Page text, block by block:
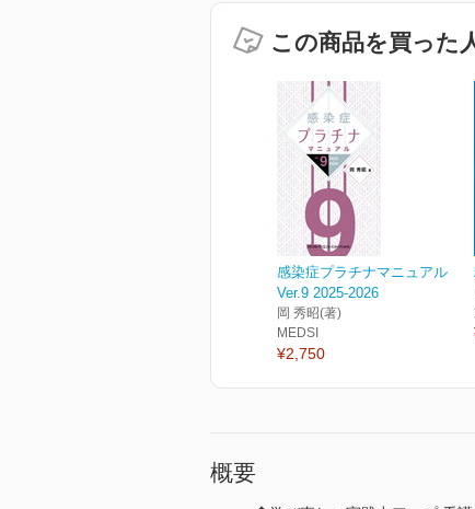
この商品を買った
感染症プラチナマニュアル
Ver.9 2025-2026
岡 秀昭(著)
MEDSI
¥2,750
概要